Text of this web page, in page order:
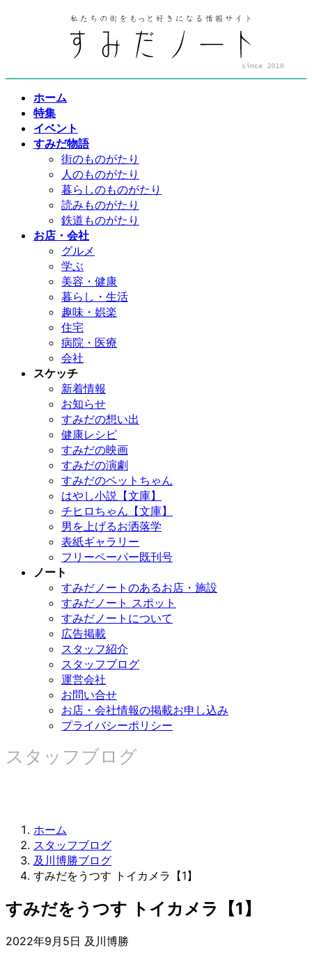
ホーム
特集
イベント
すみだ物語
街のものがたり
人のものがたり
暮らしのものがたり
読みものがたり
鉄道ものがたり
お店・会社
グルメ
学ぶ
美容・健康
暮らし・生活
趣味・娯楽
住宅
病院・医療
会社
スケッチ
新着情報
お知らせ
すみだの想い出
健康レシピ
すみだの映画
すみだの演劇
すみだのペットちゃん
はやし小説【文庫】
チヒロちゃん【文庫】
男を上げるお洒落学
表紙ギャラリー
フリーペーパー既刊号
ノート
すみだノートのあるお店・施設
すみだノート スポット
すみだノートについて
広告掲載
スタッフ紹介
スタッフブログ
運営会社
お問い合せ
お店・会社情報の掲載お申し込み
プライバシーポリシー
スタッフブログ
ホーム
スタッフブログ
及川博勝ブログ
すみだをうつす トイカメラ【1】
すみだをうつす トイカメラ【1】
2022年9月5日 及川博勝